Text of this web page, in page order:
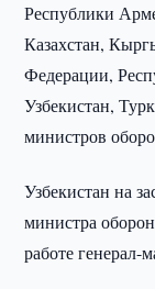
Республики
Казахстан,
Федерации,
Узбекистан,
министров
Узбекистан на
министра
работе